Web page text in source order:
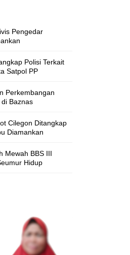
Pengedar
Polisi Terkait
Satpol PP
Perkembangan
Baznas
Cilegon Ditangkap
Diamankan
Mewah BBS III
Hidup